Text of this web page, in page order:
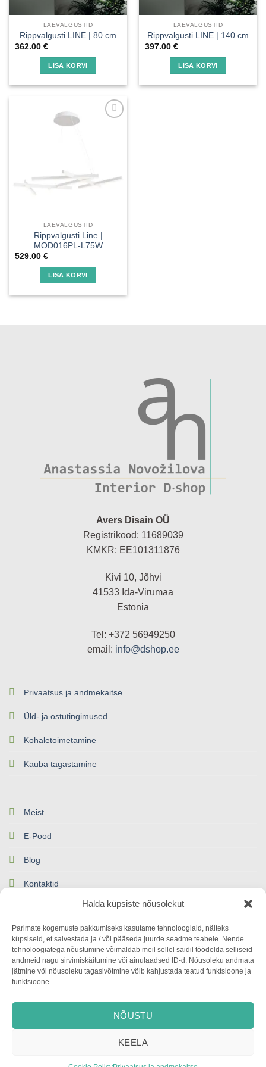
Halda küpsiste nõusolekut
Parimate kogemuste pakkumiseks kasutame tehnoloogiaid, näiteks
küpsiseid, et salvestada ja / või pääseda juurde seadme teabele. Nende
tehnoloogiatega nõustumine võimaldab meil sellel saidil töödelda selliseid
andmeid nagu sirvimiskäitumine või ainulaadsed ID-d. Nõusoleku andmata
jätmine või nõusoleku tagasivõtmine võib kahjustada teatud funktsioone ja
funktsioone.
NÕUSTU
KEELA
LAEVALGUSTID
Rippvalgusti LINE | 80 cm
362.00 €
LISA KORVI
LAEVALGUSTID
Rippvalgusti LINE | 140 cm
397.00 €
LISA KORVI
LAEVALGUSTID
Rippvalgusti Line |
MOD016PL-L75W
529.00 €
LISA KORVI
Avers Disain OÜ
Registrikood: 11689039
KMKR: EE101311876
Kivi 10, Jõhvi
41533 Ida-Virumaa
Estonia
Tel: +372 56949250
email: info@dshop.ee
Privaatsus ja andmekaitse
Üld- ja ostutingimused
Kohaletoimetamine
Kauba tagastamine
Meist
E-Pood
Blog
Kontaktid
E-POOD